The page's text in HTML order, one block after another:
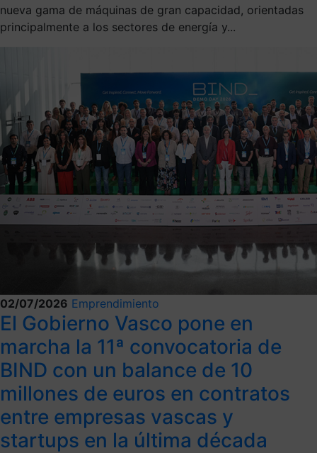
nueva gama de máquinas de gran capacidad, orientadas
principalmente a los sectores de energía y...
02/07/2026 Emprendimiento
El Gobierno Vasco pone en
marcha la 11ª convocatoria de
BIND con un balance de 10
millones de euros en contratos
entre empresas vascas y
startups en la última década